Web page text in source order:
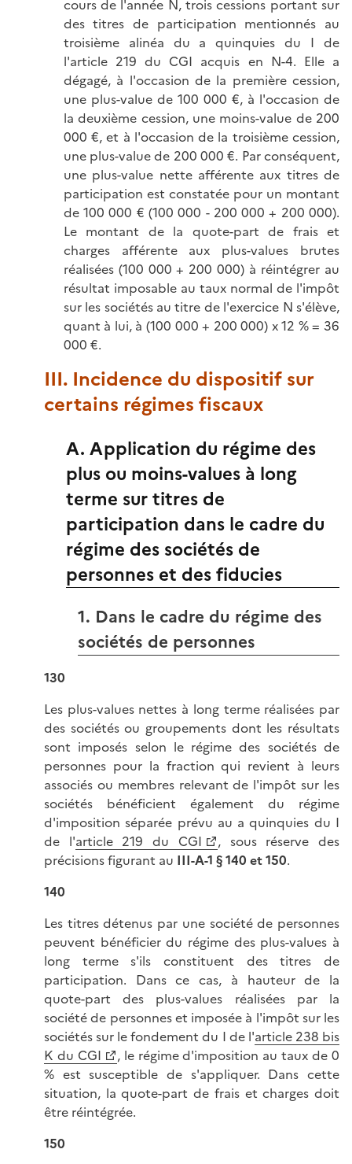
cours de l'année N, trois cessions portant sur
des titres de participation mentionnés au
troisième alinéa du a quinquies du I de
l'article 219 du CGI acquis en N-4. Elle a
dégagé, à l'occasion de la première cession,
une plus-value de 100 000 €, à l'occasion de
la deuxième cession, une moins-value de 200
000 €, et à l'occasion de la troisième cession,
une plus-value de 200 000 €. Par conséquent,
une plus-value nette afférente aux titres de
participation est constatée pour un montant
de 100 000 € (100 000 - 200 000 + 200 000).
Le montant de la quote-part de frais et
charges afférente aux plus-values brutes
réalisées (100 000 + 200 000) à réintégrer au
résultat imposable au taux normal de l'impôt
sur les sociétés au titre de l'exercice N s'élève,
quant à lui, à (100 000 + 200 000) x 12 % = 36
000 €.
III. Incidence du dispositif sur
certains régimes fiscaux
A. Application du régime des
plus ou moins-values à long
terme sur titres de
participation dans le cadre du
régime des sociétés de
personnes et des fiducies
1. Dans le cadre du régime des
sociétés de personnes
130
Les plus-values nettes à long terme réalisées par
des sociétés ou groupements dont les résultats
sont imposés selon le régime des sociétés de
personnes pour la fraction qui revient à leurs
associés ou membres relevant de l'impôt sur les
sociétés bénéficient également du régime
d'imposition séparée prévu au a quinquies du I
de l'article 219 du CGI
, sous réserve des
précisions figurant au III-A-1 § 140 et 150.
140
Les titres détenus par une société de personnes
peuvent bénéficier du régime des plus-values à
long terme s'ils constituent des titres de
participation. Dans ce cas, à hauteur de la
quote-part des plus-values réalisées par la
société de personnes et imposée à l'impôt sur les
sociétés sur le fondement du I de l'article 238 bis
K du CGI
, le régime d'imposition au taux de 0
% est susceptible de s'appliquer. Dans cette
situation, la quote-part de frais et charges doit
être réintégrée.
150